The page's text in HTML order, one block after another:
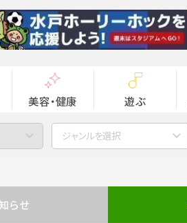
美容・健康 遊ぶ
ジャンルを選択
らせ